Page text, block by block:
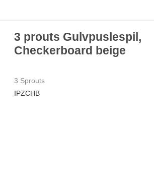
3 prouts Gulvpuslespil,
Checkerboard beige
3 Sprouts
IPZCHB